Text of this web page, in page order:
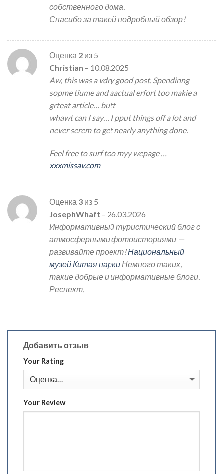
собственного дома.
Спасибо за такой подробный обзор!
Оценка 2 из 5
Christian – 10.08.2025
Aw, this was a vdry good post. Spendinng
sopme tiume and aactual erfort too makie a
grteat article… butt
whawt can I say… I pput things off a lot and
never serem to get nearly anything done.
Feel free to surf too myy wepage …
xxxmissav.com
Оценка 3 из 5
JosephWhaft – 26.03.2026
Информативный туристический блог с
атмосферными фотоисториями —
развивайте проект!Национальный
музей Китая парки Немного таких,
такие добрые и информативные блоги.
Респект.
Добавить отзыв
Your Rating
Your Review